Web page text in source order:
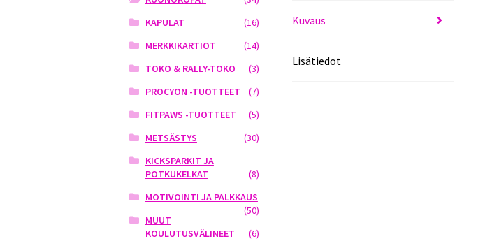
Kuvaus
Lisätiedot
KAPULAT
(16)
MERKKIKARTIOT
(14)
TOKO & RALLY-TOKO
(3)
PROCYON -TUOTTEET
(7)
FITPAWS -TUOTTEET
(5)
METSÄSTYS
(30)
KICKSPARKIT JA
POTKUKELKAT
(8)
MOTIVOINTI JA PALKKAUS
(50)
MUUT
KOULUTUSVÄLINEET
(6)